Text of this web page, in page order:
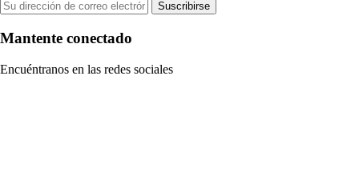
Suscribirse
Mantente conectado
Encuéntranos en las redes sociales